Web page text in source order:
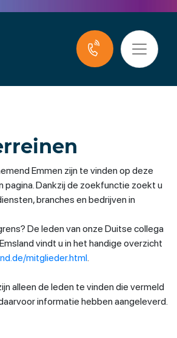
Emmen zijn te vinden op deze
pagina. Dankzij de zoekfunctie zoekt u
branches en bedrijven in
De leden van onze Duitse collega
vindt u in het handige overzicht
mitglieder.html.
alleen de leden te vinden die vermeld
informatie hebben aangeleverd.